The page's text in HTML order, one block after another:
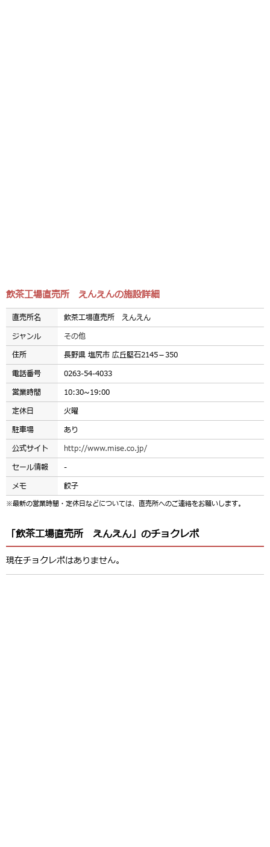
飲茶工場直売所 えんえんの施設詳細
直売所名
飲茶工場直売所 えんえん
ジャンル
その他
住所
長野県 塩尻市 広丘堅石2145－350
電話番号
0263-54-4033
営業時間
10:30~19:00
定休日
火曜
駐車場
あり
公式サイト
http://www.mise.co.jp/
セール情報
-
メモ
餃子
※最新の営業時間・定休日などについては、直売所へのご連絡をお願いします。
「飲茶工場直売所 えんえん」のチョクレポ
現在チョクレポはありません。